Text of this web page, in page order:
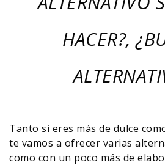
HACER?,
Tanto si eres más de dulce
te vamos a ofrecer varias
como con un poco más de